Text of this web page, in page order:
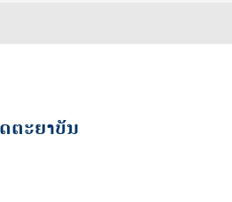
ຕະຍາບັນ